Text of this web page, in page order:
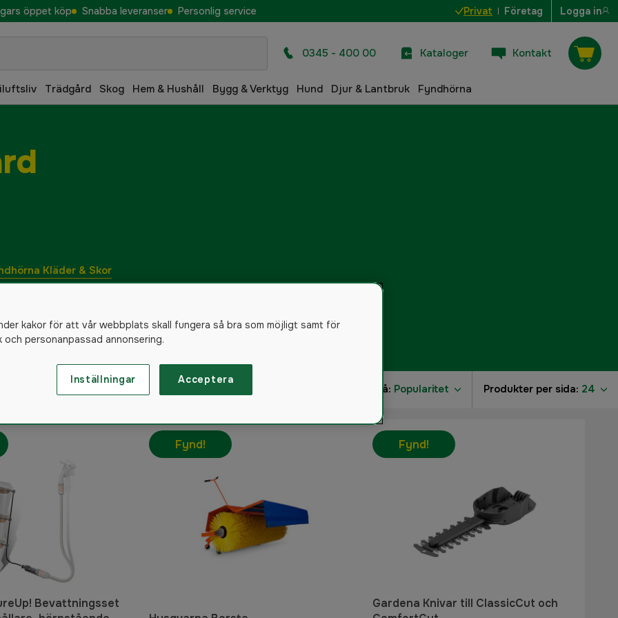
öppet köp Snabba leveranser Personlig service Privat Företag Logga in
0345 - 400 00 Kataloger Kontakt
Trädgård Skog Hem & Hushåll Bygg & Verktyg Hund Djur & Lantbruk Fyndhörna
Kläder & Skor
outlet
Sortera på: Popularitet Produkter per sida: 24
Bevattningsset
Fynd!
Gardena Knivar till ClassicCut och
Fynd!
kakor för att vår webbplats skall fungera så bra som möjligt samt för
personanpassad annonsering.
Inställningar Acceptera